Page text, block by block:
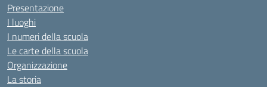
Presentazione
I luoghi
I numeri della scuola
Le carte della scuola
Organizzazione
La storia